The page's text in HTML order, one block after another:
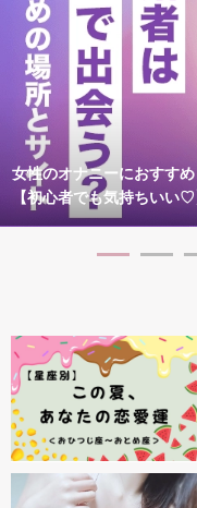
女性のオナニーにおすす
【初心者でも気持ちいい♡